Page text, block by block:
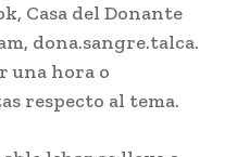
Casa del Donante
dona.sangre.talca.
una hora o
respecto al tema.